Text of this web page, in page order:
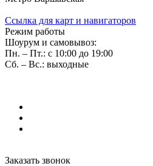
Ссылка для карт и навигаторов
Режим работы
Шоурум и самовывоз:
Пн. – Пт.: с 10:00 до 19:00
Сб. – Вс.: выходные
Заказать звонок